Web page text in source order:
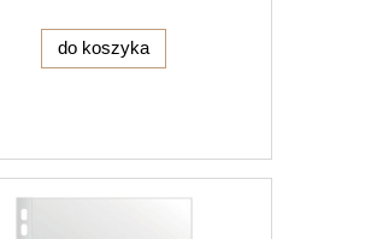
do koszyka